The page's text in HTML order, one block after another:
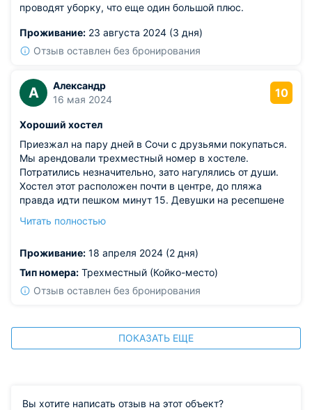
проводят уборку, что еще один большой плюс.
Проживание: 23 августа 2024 (3 дня)
Отзыв оставлен без бронирования
А
Александр
16 мая 2024
10
Хороший хостел
Приезжал на пару дней в Сочи с друзьями покупаться.
Мы арендовали трехместный номер в хостеле.
Потратились незначительно, зато нагулялись от души.
Хостел этот расположен почти в центре, до пляжа
правда идти пешком минут 15. Девушки на ресепшене
чистота. Душевые общие, но их много, поэтому в
Читать полностью
Проживание: 18 апреля 2024 (2 дня)
Тип номера: Трехместный (Койко-место)
Отзыв оставлен без бронирования
ПОКАЗАТЬ ЕЩЕ
Вы хотите написать отзыв на этот объект?